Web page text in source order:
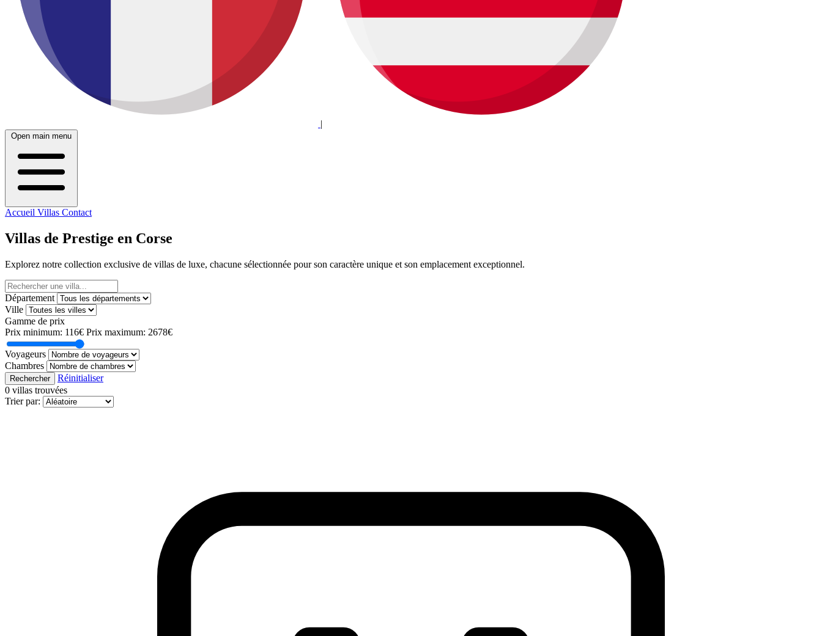
|
Open main menu
Accueil Villas Contact
Villas de Prestige en Corse
Explorez notre collection exclusive de villas de luxe, chacune sélectionnée pour son caractère unique et son emplacement exceptionnel.
Département
Ville
Gamme de prix
Prix minimum: 116€ Prix maximum: 2678€
Voyageurs
Chambres
Rechercher
Réinitialiser
0 villas trouvées
Trier par: